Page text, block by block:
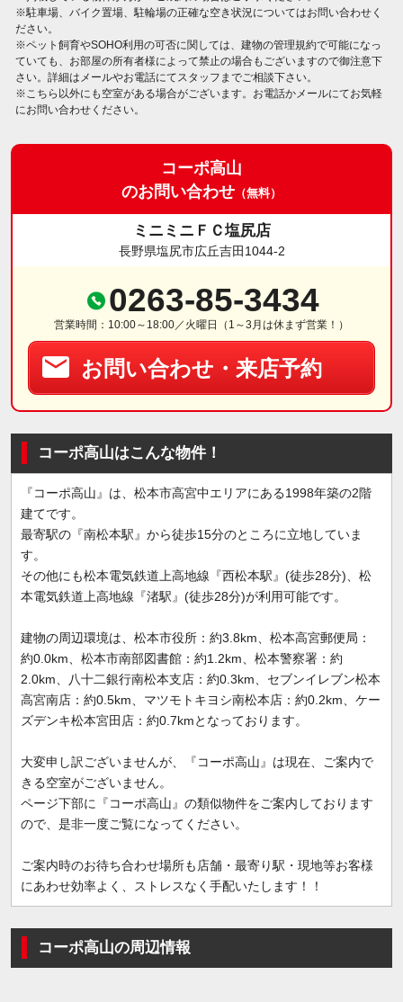
※駐車場、バイク置場、駐輪場の正確な空き状況についてはお問い合わせく
ださい。
※ペット飼育やSOHO利用の可否に関しては、建物の管理規約で可能になっ
ていても、お部屋の所有者様によって禁止の場合もございますので御注意下
さい。詳細はメールやお電話にてスタッフまでご相談下さい。
※こちら以外にも空室がある場合がございます。お電話かメールにてお気軽
にお問い合わせください。
コーポ高山
のお問い合わせ （無料）
ミニミニＦＣ塩尻店
長野県塩尻市広丘吉田1044-2
0263-85-3434
営業時間：10:00～18:00／火曜日（1～3月は休まず営業！）
お問い合わせ・来店予約
コーポ高山はこんな物件！
『コーポ高山』は、松本市高宮中エリアにある1998年築の2階
建てです。
最寄駅の『南松本駅』から徒歩15分のところに立地していま
す。
その他にも松本電気鉄道上高地線『西松本駅』(徒歩28分)、松
本電気鉄道上高地線『渚駅』(徒歩28分)が利用可能です。
建物の周辺環境は、松本市役所：約3.8km、松本高宮郵便局：
約0.0km、松本市南部図書館：約1.2km、松本警察署：約
2.0km、八十二銀行南松本支店：約0.3km、セブンイレブン松本
高宮南店：約0.5km、マツモトキヨシ南松本店：約0.2km、ケー
ズデンキ松本宮田店：約0.7kmとなっております。
大変申し訳ございませんが、『コーポ高山』は現在、ご案内で
きる空室がございません。
ページ下部に『コーポ高山』の類似物件をご案内しております
ので、是非一度ご覧になってください。
ご案内時のお待ち合わせ場所も店舗・最寄り駅・現地等お客様
にあわせ効率よく、ストレスなく手配いたします！！
コーポ高山の周辺情報